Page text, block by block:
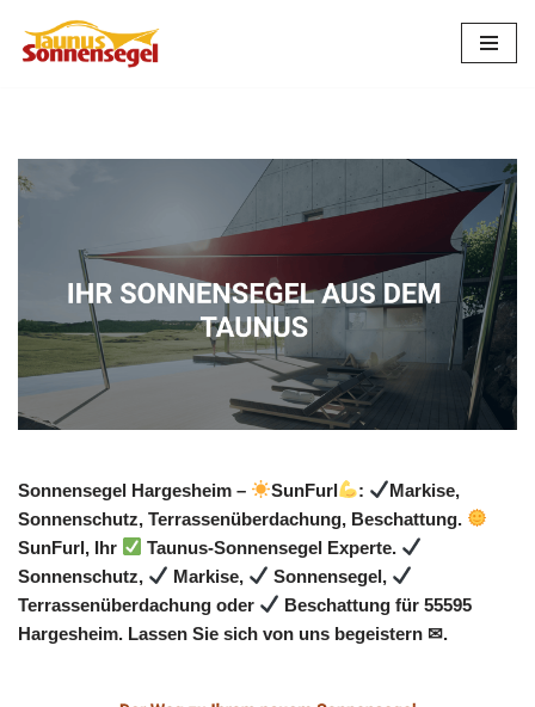
Zum
Sonnensegel Hargesheim – SunFurl :
Markise,
Sonnenschutz, Terrassenüberdachung, Beschattung.
SunFurl, Ihr
Taunus-Sonnensegel Experte.
Sonnenschutz,
Markise,
Sonnensegel,
Terrassenüberdachung oder
Beschattung für 55595
Hargesheim. Lassen Sie sich von uns begeistern ✉.